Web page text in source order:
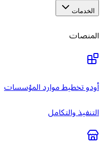
الخدمات
المنصات
أودو تخطيط موارد المؤسسات
التنفيذ والتكامل